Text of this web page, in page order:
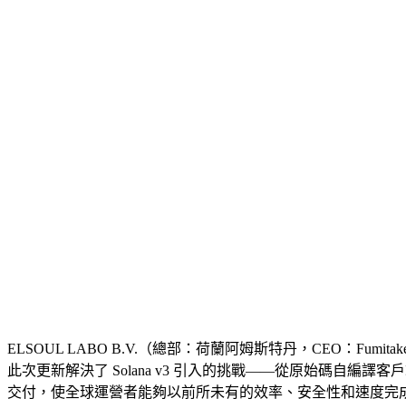
ELSOUL LABO B.V.（總部：荷蘭阿姆斯特丹，CEO：
此次更新解決了 Solana v3 引入的挑戰——從原始碼自編譯客
交付，使全球運營者能夠以前所未有的效率、安全性和速度完